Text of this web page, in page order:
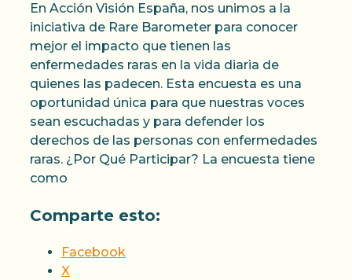
En Acción Visión España, nos unimos a la
iniciativa de Rare Barometer para conocer
mejor el impacto que tienen las
enfermedades raras en la vida diaria de
quienes las padecen. Esta encuesta es una
oportunidad única para que nuestras voces
sean escuchadas y para defender los
derechos de las personas con enfermedades
raras. ¿Por Qué Participar? La encuesta tiene
como
Comparte esto:
Facebook
X